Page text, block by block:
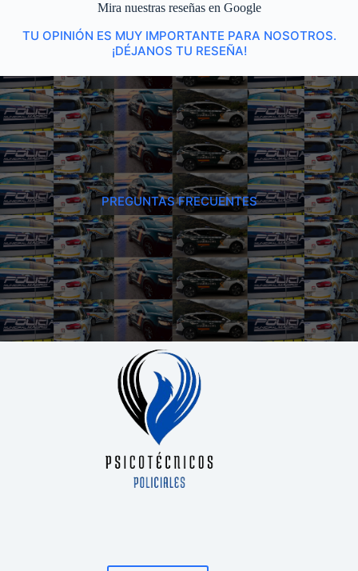
Mira nuestras reseñas en Google
TU OPINIÓN ES MUY IMPORTANTE PARA NOSOTROS.
¡DÉJANOS TU RESEÑA!
PREGUNTAS FRECUENTES